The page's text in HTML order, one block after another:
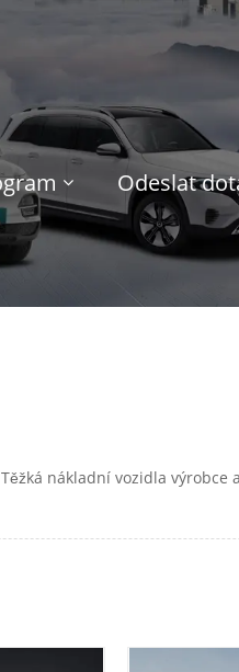
Odeslat
nákladní vozidla výrobce